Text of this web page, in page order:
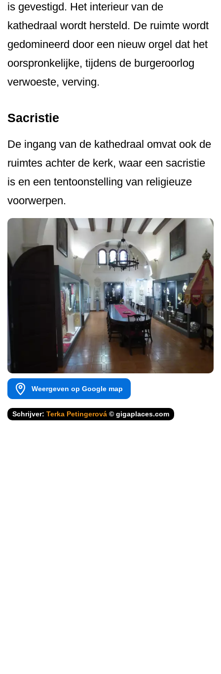
is gevestigd. Het interieur van de
kathedraal wordt hersteld. De ruimte wordt
gedomineerd door een nieuw orgel dat het
oorspronkelijke, tijdens de burgeroorlog
verwoeste, verving.
Sacristie
De ingang van de kathedraal omvat ook de
ruimtes achter de kerk, waar een sacristie
is en een tentoonstelling van religieuze
voorwerpen.
Weergeven op Google map
Schrijver: Terka Petingerová © gigaplaces.com